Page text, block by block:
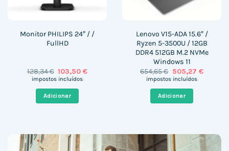
Monitor PHILIPS 24″ / /
FullHD
128,34€ O
preço
128,34 €.
103,50€O
impostos incluídos
Adicionar
Lenovo V15-ADA 15.6″ /
Ryzen 5-3500U / 12GB
DDR4 512GB M.2 NVMe
Windows 11
654,65€ O
preço
654,65 €.
505,27 €O
impostos incluídos
Adicionar